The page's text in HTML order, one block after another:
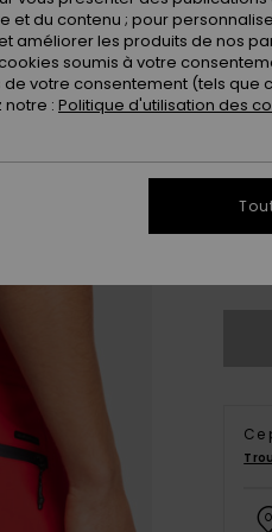
36
Ce
du contenu ; pour
améliorer les produits de nos
soumis à votre
votre consentement (tels que
notre : Politique d'utilisation des